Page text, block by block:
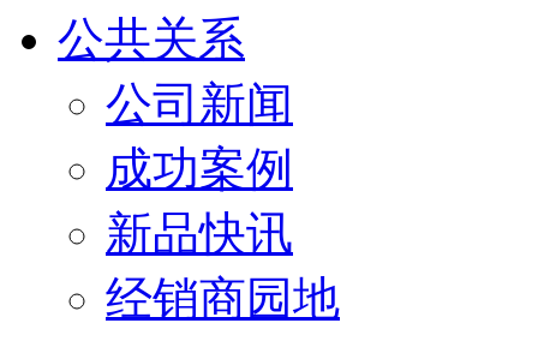
公共关系
公司新闻
成功案例
新品快讯
经销商园地